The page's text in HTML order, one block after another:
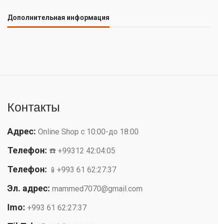
Дополнительная информация
Контакты
Адрес: Online Shop с 10:00-до 18:00
Телефон: ☎️ +99312 42:04:05
Телефон: 📱+993 61 62:27:37
Эл. адрес: mammed7070@gmail.com
Imo: +993 61 62:27:37